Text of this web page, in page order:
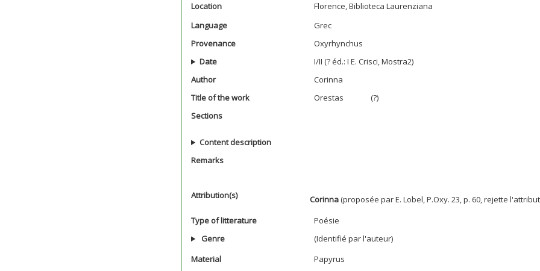
Location
Florence, Biblioteca Laurenziana
Language
Grec
Provenance
Oxyrhynchus
Date
I/II (? éd.: I E. Crisci, Mostra2)
Author
Corinna
Title of the work
Orestas
(?)
Sections
Content description
Remarks
Attribution(s) Corinna(proposée par E. Lobel, P.Oxy. 23, p. 60, rejette
Type of litterature
Poésie
Genre
(Identifié par l'auteur)
Material
Papyrus